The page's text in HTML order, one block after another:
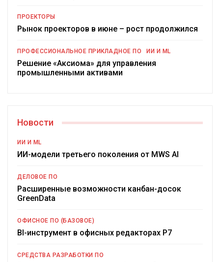
ПРОЕКТОРЫ
Рынок проекторов в июне – рост продолжился
ПРОФЕССИОНАЛЬНОЕ ПРИКЛАДНОЕ ПО ИИ И ML
Решение «Аксиома» для управления
промышленными активами
Новости
ИИ И ML
ИИ-модели третьего поколения от MWS AI
ДЕЛОВОЕ ПО
Расширенные возможности канбан-досок
GreenData
ОФИСНОЕ ПО (БАЗОВОЕ)
BI-инструмент в офисных редакторах Р7
СРЕДСТВА РАЗРАБОТКИ ПО